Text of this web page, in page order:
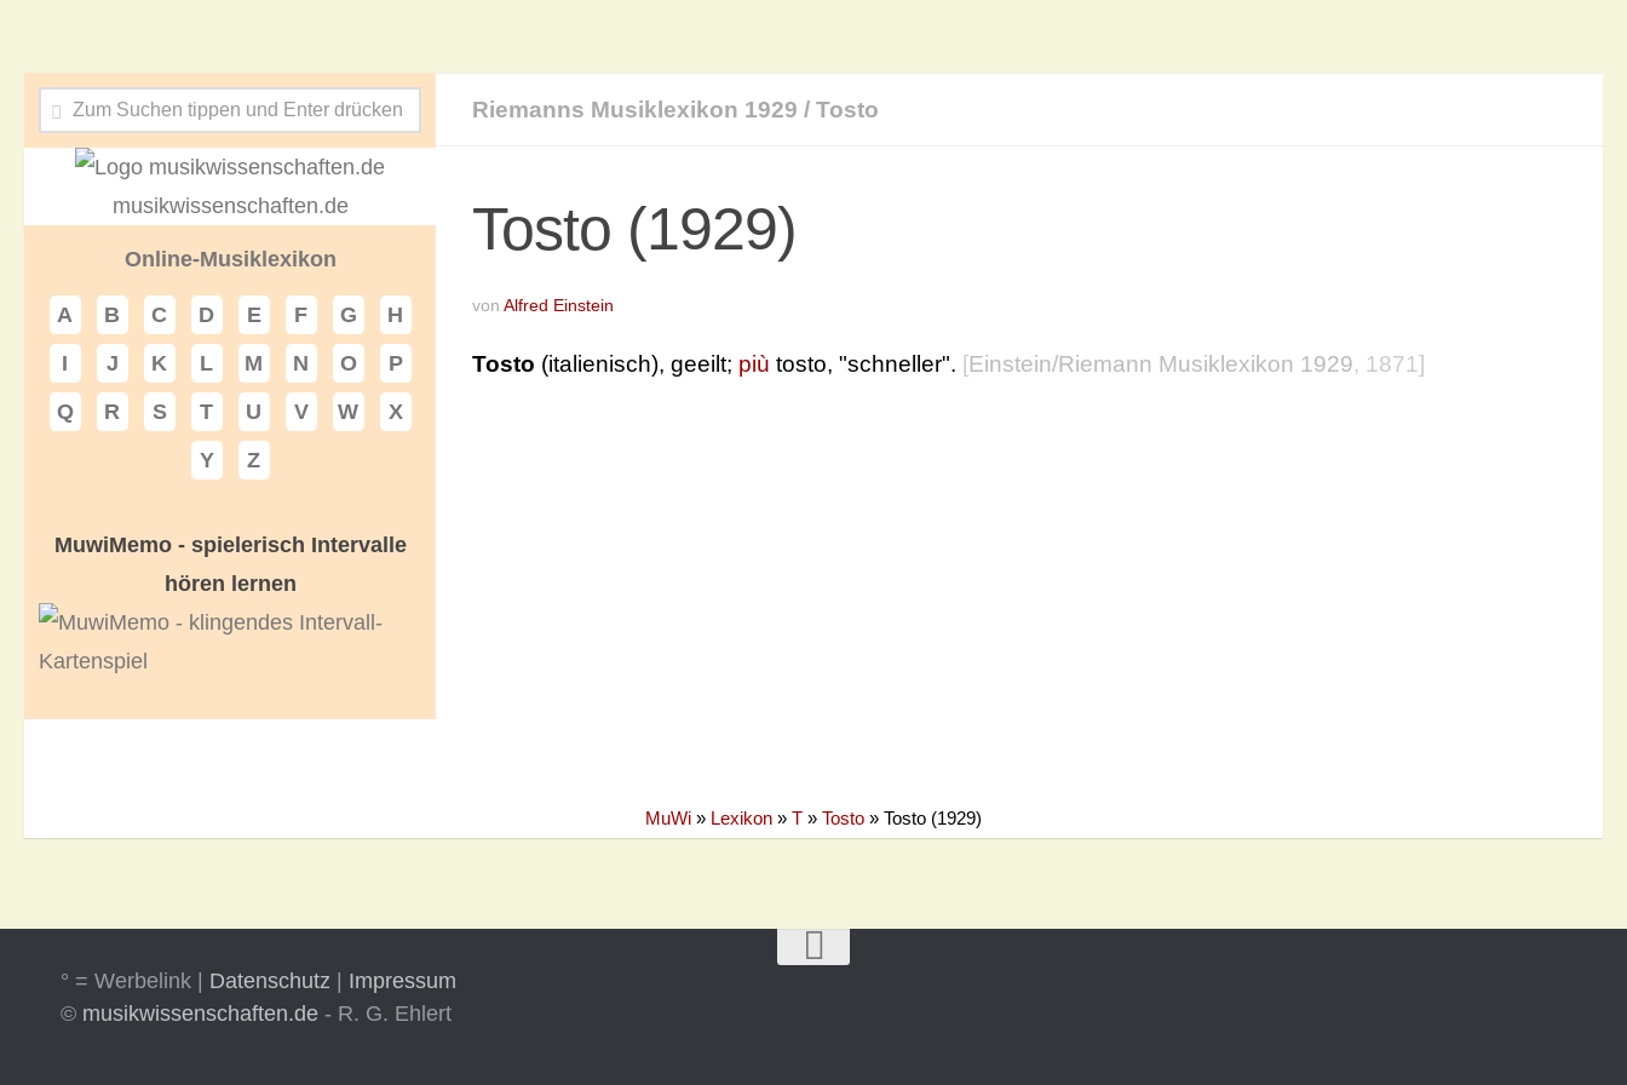
Riemanns Musiklexikon 1929 / Tosto
Tosto (1929)
von Alfred Einstein
Tosto (italienisch), geeilt; più tosto, "schneller". [Einstein/Riemann Musiklexikon 1929, 1871]
musikwissenschaften.de
Online-Musiklexikon
A B C D E F G
H
I
J K L M N O
P
Q
R S T U V W
X
Y
Z
MuwiMemo - spielerisch Intervalle
hören lernen
MuWi » Lexikon » T » Tosto » Tosto (1929)
° = Werbelink | Datenschutz
Impressum
© musikwissenschaften.de - R. G. Ehlert